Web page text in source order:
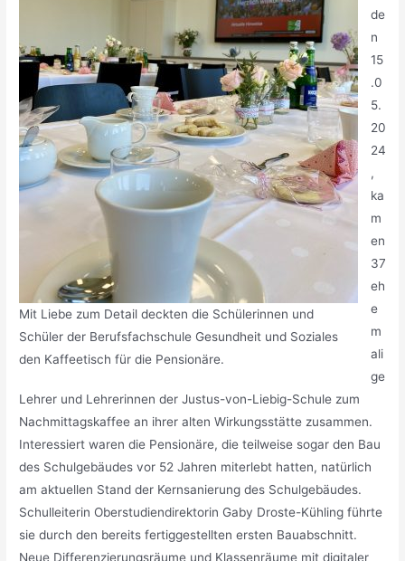
Mit Liebe zum Detail deckten die Schülerinnen und
Schüler der Berufsfachschule Gesundheit und Soziales
den Kaffeetisch für die Pensionäre.
de
n
15
.0
5.
20
24
,
ka
m
en
37
eh
e
m
ali
ge
Lehrer und Lehrerinnen der Justus-von-Liebig-Schule zum
Nachmittagskaffee an ihrer alten Wirkungsstätte zusammen.
Interessiert waren die Pensionäre, die teilweise sogar den Bau
des Schulgebäudes vor 52 Jahren miterlebt hatten, natürlich
am aktuellen Stand der Kernsanierung des Schulgebäudes.
Schulleiterin Oberstudiendirektorin Gaby Droste-Kühling führte
sie durch den bereits fertiggestellten ersten Bauabschnitt.
Neue Differenzierungsräume und Klassenräume mit digitaler